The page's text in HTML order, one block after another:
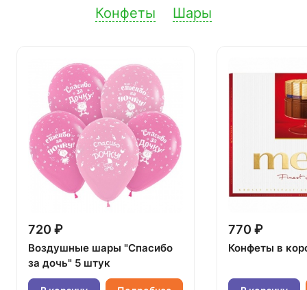
Конфеты Шары
720 ₽
Воздушные шары "Спасибо
за дочь" 5 штук
770 ₽
Конфеты в